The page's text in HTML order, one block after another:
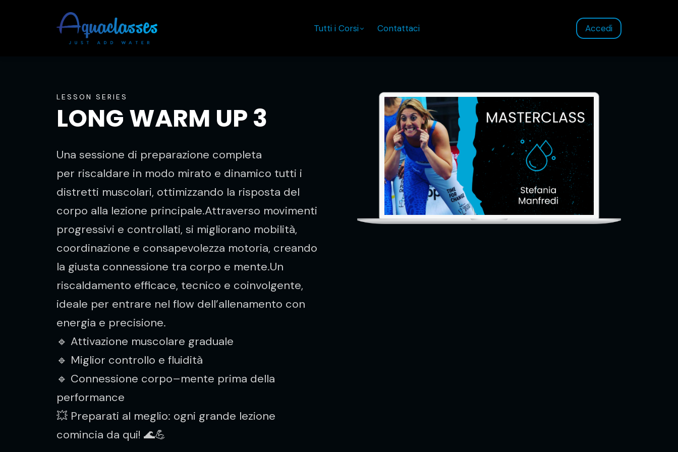
Tutti i Corsi Contattaci Accedi
LESSON SERIES
LONG WARM UP 3
Una sessione di preparazione completa
per riscaldare in modo mirato e dinamico tutti i
distretti muscolari, ottimizzando la risposta del
corpo alla lezione principale.Attraverso movimenti
progressivi e controllati, si migliorano mobilità,
coordinazione e consapevolezza motoria, creando
la giusta connessione tra corpo e mente.Un
riscaldamento efficace, tecnico e coinvolgente,
ideale per entrare nel flow dell’allenamento con
energia e precisione.
🔹 Attivazione muscolare graduale
🔹 Miglior controllo e fluidità
🔹 Connessione corpo–mente prima della
performance
💥 Preparati al meglio: ogni grande lezione
comincia da qui! 🌊💪